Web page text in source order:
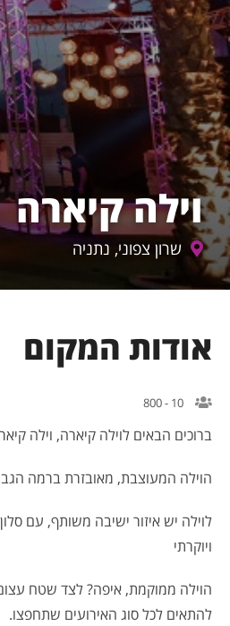
וילה קיארה
שרון צפוני, נתניה
אודות המקום
10 - 800
ברוכים הבאים לוילה קיארה, וילה
הוילה המעוצבת, מאובזרת ברמה הגבוהה ביותר, עם 11 חדרי אירוח חדשים, אשר יכולים
לוילה יש איזור ישיבה משותף, עם
ויוקרתי
להתאים לכל סוג האירועים שתחפצו.